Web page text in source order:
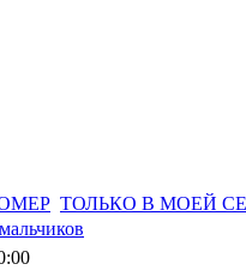
ТОЛЬКО В МОЕЙ